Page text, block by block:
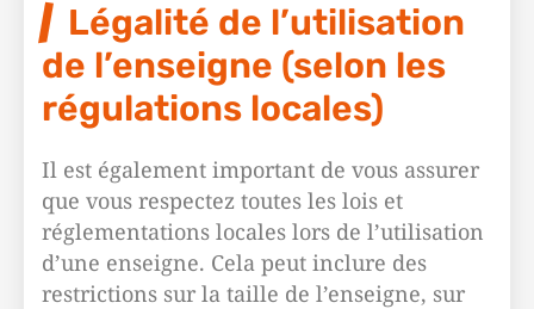
Légalité de l’utilisation
de l’enseigne (selon les
régulations locales)
Il est également important de vous assurer
que vous respectez toutes les lois et
réglementations locales lors de l’utilisation
d’une enseigne. Cela peut inclure des
restrictions sur la taille de l’enseigne, sur